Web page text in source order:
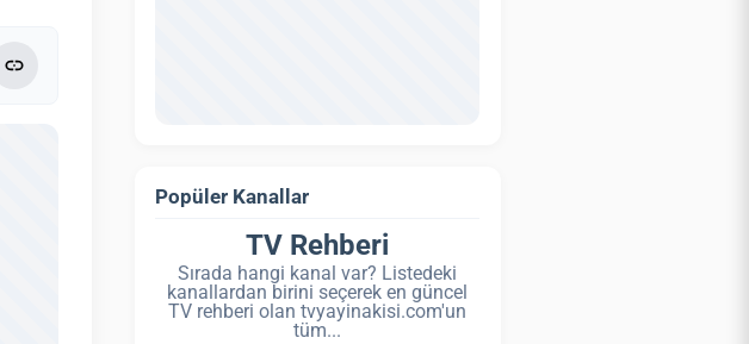
Popüler Kanallar
TV Rehberi
Sırada hangi kanal var? Listedeki
kanallardan birini seçerek en güncel
TV rehberi olan tvyayinakisi.com'un
tüm...